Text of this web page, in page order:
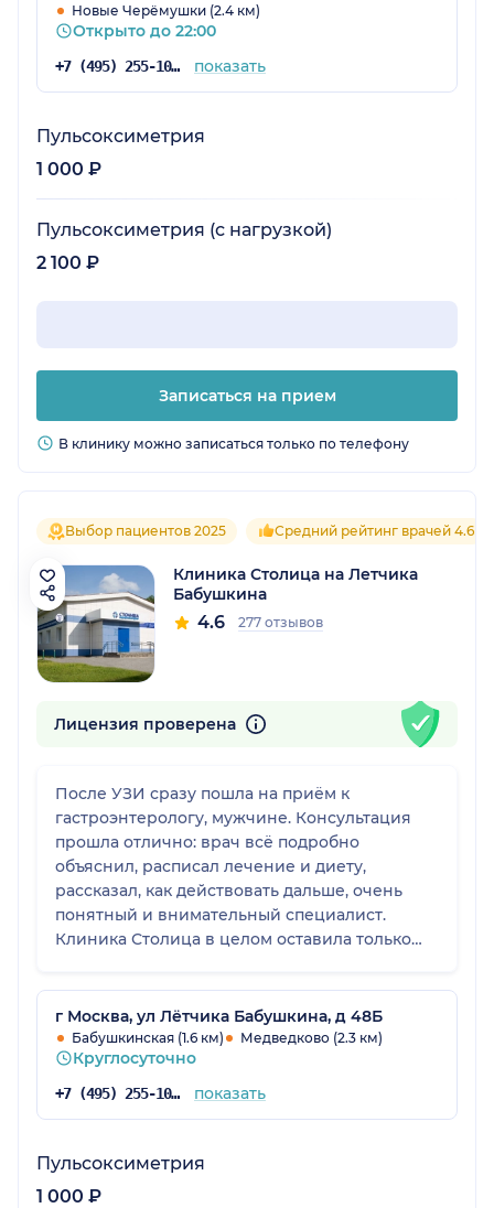
Новые Черёмушки (2.4 км)
Открыто до 22:00
+7 (495) 255-10-78 показать
Пульсоксиметрия
1 000 ₽
Пульсоксиметрия (с нагрузкой)
2 100 ₽
Записаться на прием
В клинику можно записаться только по телефону
Выбор пациентов 2025 Средний рейтинг врачей 4.6
Клиника Столица на Летчика
Бабушкина
4.6 277 отзывов
Лицензия проверена
После УЗИ сразу пошла на приём к
гастроэнтерологу, мужчине. Консультация
прошла отлично: врач всё подробно
объяснил, расписал лечение и диету,
рассказал, как действовать дальше, очень
понятный и внимательный специалист.
Клиника Столица в целом оставила только
организовано, приняли вовремя, без
задержек. Оформление быстрое, персонал
доброжелательный, комплексно решили мой
вопрос, от УЗИ до консультации врача.
г Москва, ул Лётчика Бабушкина, д 48Б
Бабушкинская (1.6 км) Медведково (2.3 км)
Круглосуточно
+7 (495) 255-10-78 показать
Пульсоксиметрия
1 000 ₽